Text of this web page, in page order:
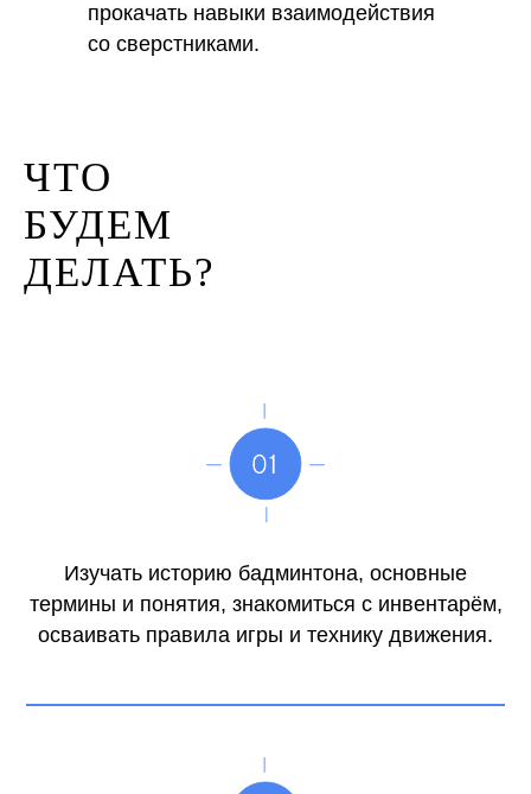
прокачать навыки взаимодействия
со сверстниками.
ЧТО
БУДЕМ
ДЕЛАТЬ?
Изучать историю бадминтона, основные
термины и понятия, знакомиться с инвентарём,
осваивать правила игры и технику движения.